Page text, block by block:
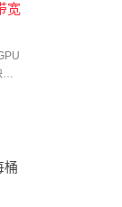
宽
桶